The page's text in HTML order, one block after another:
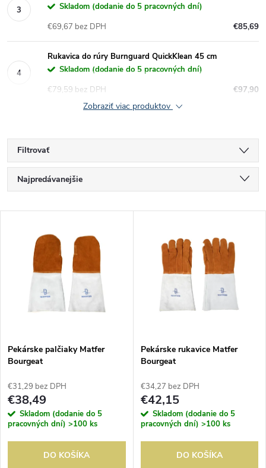
Skladom (dodanie do 5 pracovných dní)
€85,69
€69,67 bez DPH
Rukavica do rúry Burnguard QuickKlean 45 cm
Skladom (dodanie do 5 pracovných dní)
€97,90
€79,59 bez DPH
Zobraziť viac produktov
Filtrovať
R
a
e
p
r
o
Najpredávanejšie
Abecedne
s
p
r
o
Pekárske palčiaky Matfer
Bourgeat
€31,29 bez DPH
€38,49
Skladom (dodanie do 5
pracovných dní) >100 ks
DO KOŠÍKA
Pekárske rukavice Matfer
Bourgeat
€34,27 bez DPH
€42,15
Skladom (dodanie do 5
pracovných dní) >100 ks
DO KOŠÍKA